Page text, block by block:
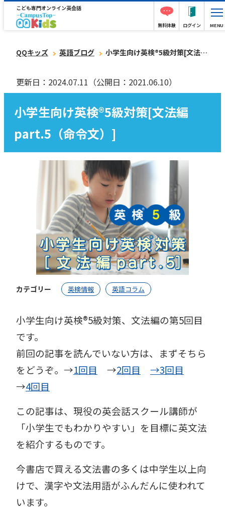
こども専門オンライン英会話
無料体験 ログイン MENU
QQキッズ 英語ブログ 小学生向け英検®︎5級対策[文法編part.5（命令文）]
更新日：2024.07.11 （公開日：2021.06.10）
小学生向け英検®︎5級対策[文法編
part.5（命令文）]
カテゴリー 英検情報 英語コラム
小学生向け英検®︎5級対策、文法編の第5回目
です。
前回の記事を読んでいない方は、まずそちら
をどうぞ。→1回目 →2回目
→3回目
→4回目
この記事は、現役の英会話スクール講師が
「小学生でもわかりやすい」を目標に英文法
を紹介するものです。
今書店で買える文法書の多くは中学生以上向
けで、漢字や文法用語がふんだんに使われて
います。